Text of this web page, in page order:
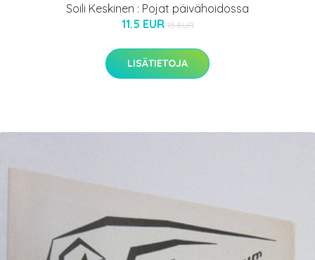
Soili Keskinen : Pojat päivähoidossa
11.5 EUR 15 EUR
LISÄTIETOJA